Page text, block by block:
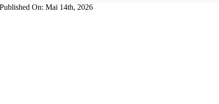
Published On: Mai 14th, 2026